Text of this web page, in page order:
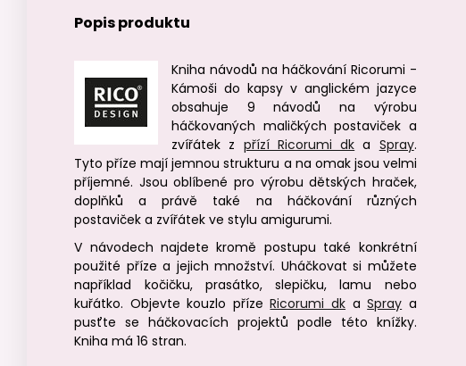
Popis produktu
Kniha návodů na háčkování Ricorumi -
Kámoši do kapsy v anglickém jazyce
obsahuje 9 návodů na výrobu
háčkovaných maličkých postaviček a
zvířátek z přízí Ricorumi dk a Spray.
Tyto příze mají jemnou strukturu a na omak jsou velmi
příjemné. Jsou oblíbené pro výrobu dětských hraček,
doplňků a právě také na háčkování různých
postaviček a zvířátek ve stylu amigurumi.
V návodech najdete kromě postupu také konkrétní
použité příze a jejich množství. Uháčkovat si můžete
například kočičku, prasátko, slepičku, lamu nebo
kuřátko. Objevte kouzlo přízeRicorumi dk aSpray a
pusťte se háčkovacích projektů podle této knížky.
Kniha má 16 stran.